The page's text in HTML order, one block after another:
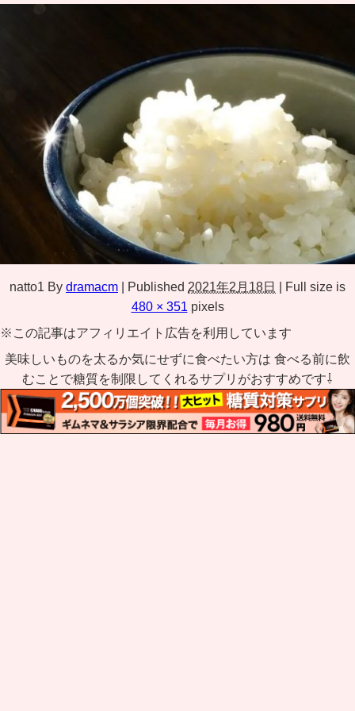
natto1 By dramacm | Published 2021年2月18日 | Full size is
480 × 351 pixels
※この記事はアフィリエイト広告を利用しています
美味しいものを太るか気にせずに食べたい方は 食べる前に飲
むことで糖質を制限してくれるサプリがおすすめです⇩